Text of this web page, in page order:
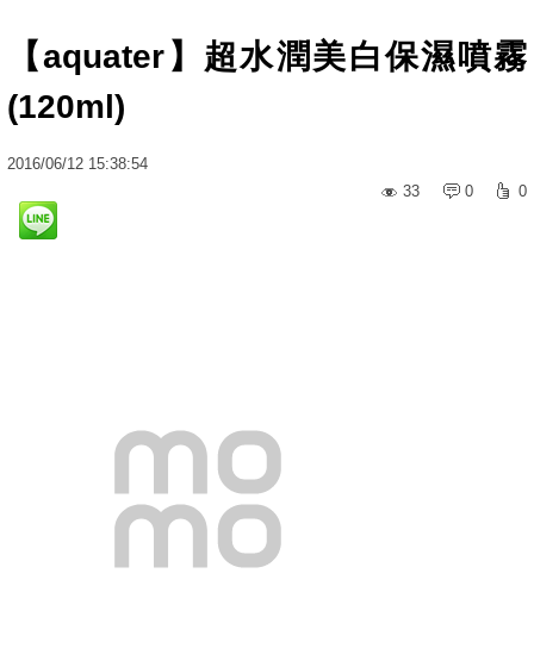
【aquater】超水潤美白保濕噴霧
(120ml)
2016/06/12 15:38:54
33
0 0